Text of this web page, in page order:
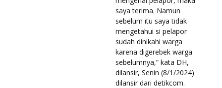
saya terima. Namun
sebelum itu saya tidak
mengetahui si pelapor
sudah dinikahi warga
karena digerebek warga
sebelumnya,” kata DH,
dilansir, Senin (8/1/2024)
dilansir dari detikcom.